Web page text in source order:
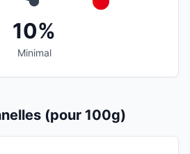
10%
Minimal
(pour 100g)